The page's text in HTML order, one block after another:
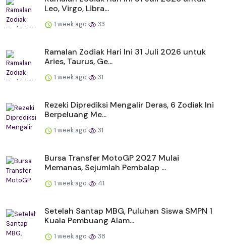
Leo, Virgo, Libra...
1 week ago 33
Ramalan Zodiak Hari Ini 31 Juli 2026 untuk
Aries, Taurus, Ge...
1 week ago 31
Rezeki Diprediksi Mengalir Deras, 6 Zodiak Ini
Berpeluang Me...
1 week ago 31
Bursa Transfer MotoGP 2027 Mulai
Memanas, Sejumlah Pembalap ...
1 week ago 41
Setelah Santap MBG, Puluhan Siswa SMPN 1
Kuala Pembuang Alam...
1 week ago 38